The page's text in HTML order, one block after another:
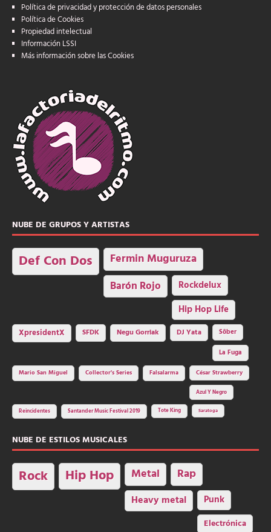
Política de privacidad y protección de datos personales
Política de Cookies
Propiedad intelectual
Información LSSI
Más información sobre las Cookies
NUBE DE GRUPOS Y ARTISTAS
Def Con Dos Fermin Muguruza
Barón Rojo Rockdelux
Hip Hop Life
XpresidentX SFDK Negu Gorriak DJ Yata
Sôber
La Fuga
Mario San Miguel
Collector's Series Falsalarma César Strawberry
Azul Y Negro
Reincidentes Santander Music Festival 2019 Tote King Saratoga
NUBE DE ESTILOS MUSICALES
Rock Hip Hop Metal Rap
Heavy metal Punk
Electrónica